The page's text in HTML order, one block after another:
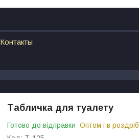
Контакты
Табличка для туалету
Готово до відправки Оптом і в роздріб